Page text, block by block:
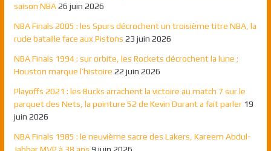
saison NBA 26 juin 2026
NBA Finals 2005 : les Spurs décrochent un troisième titre NBA, la
rude bataille face aux Pistons 23 juin 2026
NBA Finals 1994 : sur orbite, les Rockets décrochent la lune ;
Houston marque l’histoire 22 juin 2026
Playoffs 2021 : les Bucks arrachent la victoire au match 7 sur le
parquet des Nets, la pointure 52 de Kevin Durant a fait parler 19
juin 2026
NBA Finals 1985 : le neuvième sacre des Lakers, Kareem Abdul-
Jabbar MVP à 38 ans 9 juin 2026